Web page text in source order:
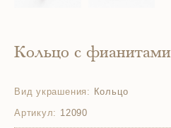
Кольцо с фианитами
Вид украшения: Кольцо
Артикул: 12090